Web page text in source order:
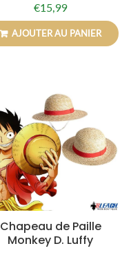
Prix
régulier
€15,99€15,99
AJOUTER AU PANIER
Chapeau de Paille
Monkey D. Luffy